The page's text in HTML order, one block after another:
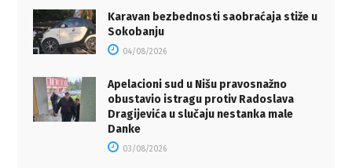
Karavan bezbednosti saobraćaja stiže u
Sokobanju
04/08/2026
Apelacioni sud u Nišu pravosnažno
obustavio istragu protiv Radoslava
Dragijevića u slučaju nestanka male
Danke
03/08/2026